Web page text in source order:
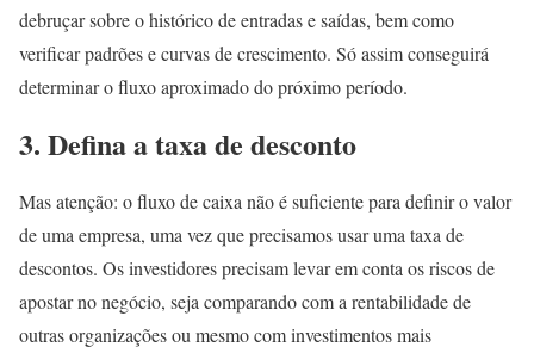
debruçar sobre o histórico de entradas e saídas, bem como
verificar padrões e curvas de crescimento. Só assim conseguirá
determinar o fluxo aproximado do próximo período.
3. Defina a taxa de desconto
Mas atenção: o fluxo de caixa não é suficiente para definir o valor
de uma empresa, uma vez que precisamos usar uma taxa de
descontos. Os investidores precisam levar em conta os riscos de
apostar no negócio, seja comparando com a rentabilidade de
outras organizações ou mesmo com investimentos mais